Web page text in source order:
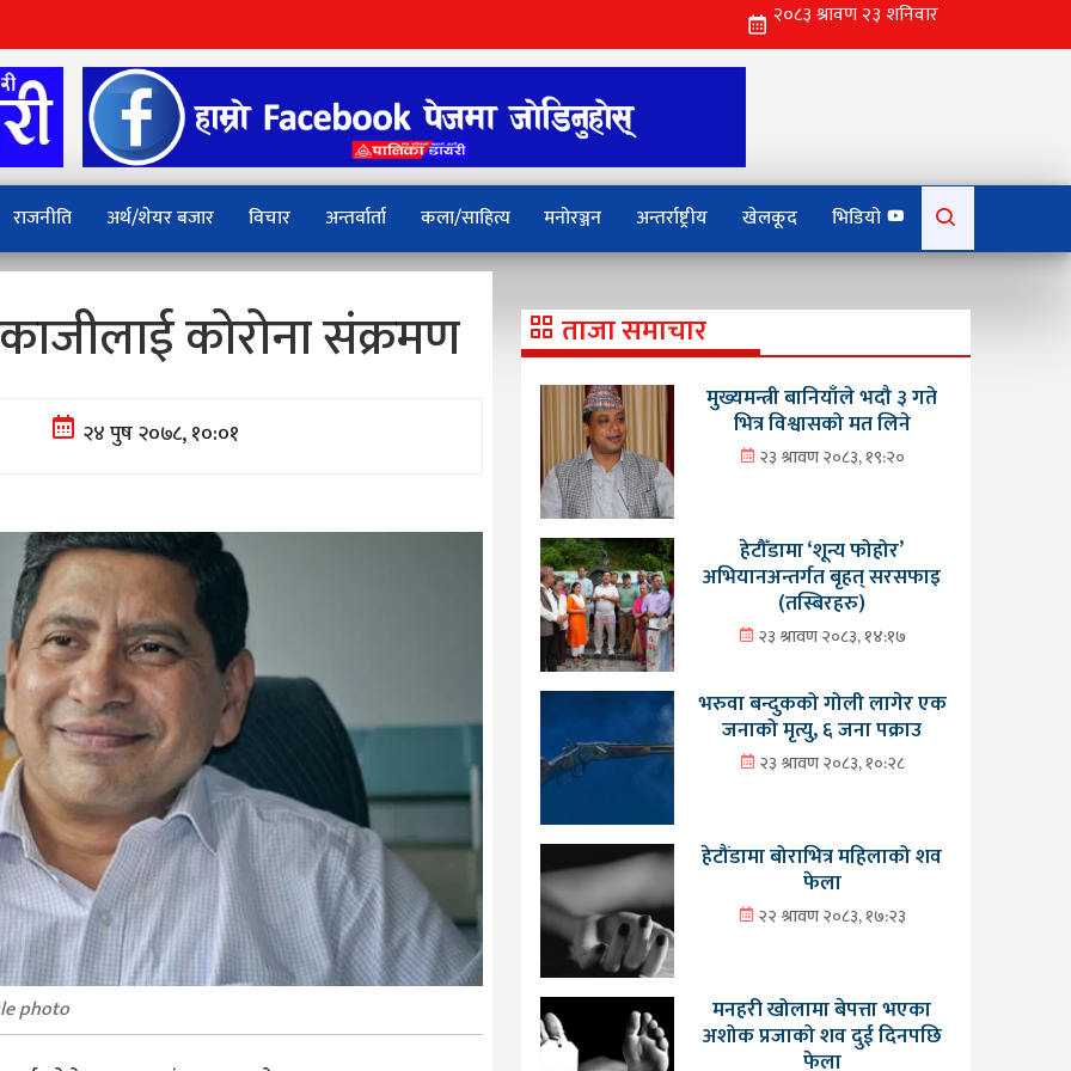
राजनीति अर्थ/शेयर बजार विचार अन्तर्वार्ता कला/साहित्य मनोरञ्जन अन्तर्राष्ट्रीय खेलकूद भिडियो
for:
कोरोना संक्रमण
२४ पुष २०७८, १०:०१
photo
ताजा समाचार
मुख्यमन्त्री बानियाँले भदौ ३ गते
भित्र विश्वासको मत लिने
२३ श्रावण २०८३, १९:२०
हेटौँडामा ‘शून्य फोहोर’
अभियानअन्तर्गत बृहत् सरसफाइ
(तस्बिरहरु)
२३ श्रावण २०८३, १४:१७
भरुवा बन्दुकको गोली लागेर एक
जनाको मृत्यु, ६ जना पक्राउ
२३ श्रावण २०८३, १०:२८
हेटौंडामा बोराभित्र महिलाको शव
फेला
२२ श्रावण २०८३, १७:२३
मनहरी खोलामा बेपत्ता भएका
अशोक प्रजाको शव दुई दिनपछि
फेला